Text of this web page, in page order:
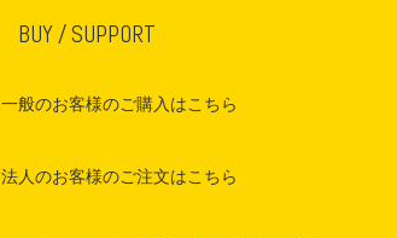
BUY / SUPPORT
一般のお客様のご購入はこちら
法人のお客様のご注文はこちら